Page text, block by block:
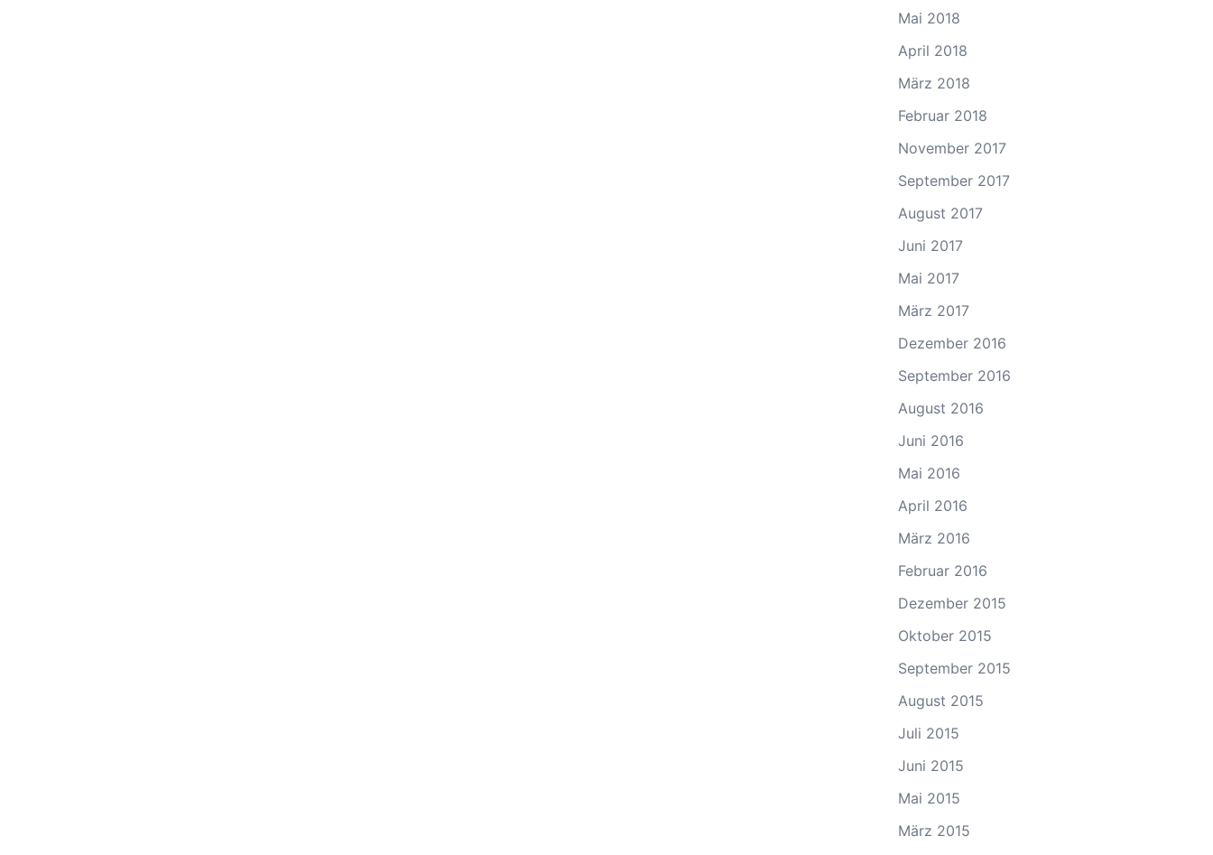
Mai 2018
April 2018
März 2018
Februar 2018
November 2017
September 2017
August 2017
Juni 2017
Mai 2017
März 2017
Dezember 2016
September 2016
August 2016
Juni 2016
Mai 2016
April 2016
März 2016
Februar 2016
Dezember 2015
Oktober 2015
September 2015
August 2015
Juli 2015
Juni 2015
Mai 2015
März 2015